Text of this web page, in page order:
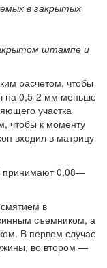
в закрытых
штампе и
расчетом, чтобы
на 0,5-2 мм меньше
участка
чтобы к моменту
входил в матрицу
принимают 0,08—
в
съемником, а
В первом случае
во втором —